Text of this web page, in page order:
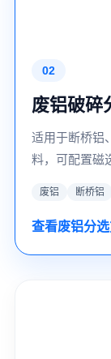
02
废铝破碎
适用于断桥铝
料，可配置磁
废铝 断桥铝
查看废铝分